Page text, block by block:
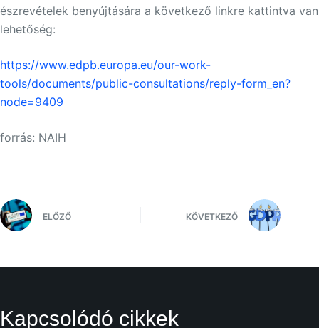
észrevételek benyújtására a következő linkre kattintva van
lehetőség:
https://www.edpb.europa.eu/our-work-
tools/documents/public-consultations/reply-form_en?
node=9409
forrás: NAIH
ELŐZŐ KÖVETKEZŐ
Kapcsolódó cikkek